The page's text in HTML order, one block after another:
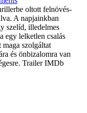
oltott felnövés-
A napjainkban
szelíd, illedelmes
egy lelketlen csalás
maga szolgáltat
és önbizalomra van
Trailer IMDb